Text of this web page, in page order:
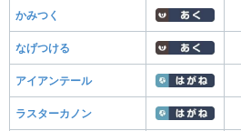
かみつく
なげつける
アイアンテール
ラスターカノン